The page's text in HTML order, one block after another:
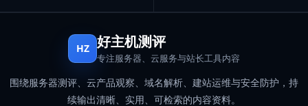
HZ 好主机测评
专注服务器、云服务与站长工具内容
围绕服务器测评、云产品观察、域名解析、建站运维与安全防护，持
续输出清晰、实用、可检索的内容资料。